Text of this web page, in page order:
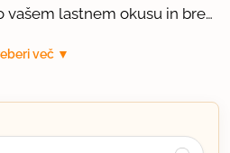
vašem lastnem okusu in brez
tisočletja nazaj, ko so
razvil z odkritjem
mlečne osnove,
recepti boste našli klasični
več ▼